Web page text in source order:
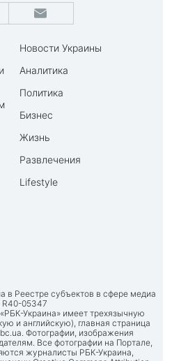
Новости Украины
Аналитика
Политика
Бизнес
Жизнь
Развлечения
Lifestyle
в Реестре субъектов в сфере медиа
05347
Украина» имеет трехязычную
и английскую), главная страница
. Фотографии, изображения
Все фотографии на Портале,
журналисты РБК-Украина,